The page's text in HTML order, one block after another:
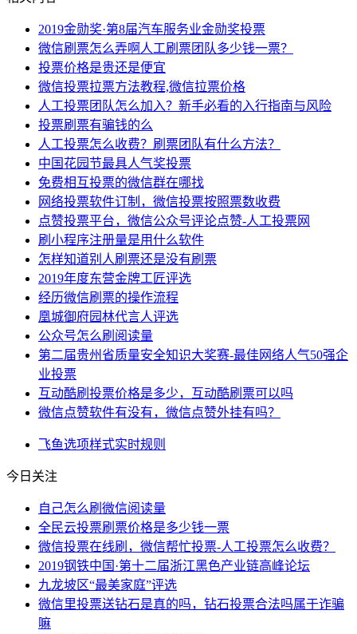
2019金勋奖·第8届汽车服务业金勋奖投票
微信刷票怎么弄啊人工刷票团队多少钱一票？
投票价格是贵还是便宜
微信投票拉票方法教程,微信拉票价格
人工投票团队怎么加入？新手必看的入行指南与风险
投票刷票有骗钱的么
人工投票怎么收费？刷票团队有什么方法？
中国花园节最具人气奖投票
免费相互投票的微信群在哪找
网络投票软件订制，微信投票按照票数收费
点赞投票平台，微信公众号评论点赞-人工投票网
刷小程序注册量是用什么软件
怎样知道别人刷票还是没有刷票
2019年度东营金牌工匠评选
经历微信刷票的操作流程
凰城御府园林代言人评选
公众号怎么刷阅读量
第二届贵州省质量安全知识大奖赛-最佳网络人气50强企
业投票
互动酷刷投票价格是多少，互动酷刷票可以吗
微信点赞软件有没有，微信点赞外挂有吗？
飞鱼选项样式实时规则
今日关注
自己怎么刷微信阅读量
全民云投票刷票价格是多少钱一票
微信投票在线刷，微信帮忙投票-人工投票怎么收费？
2019钢铁中国·第十二届浙江黑色产业链高峰论坛
九龙坡区“最美家庭”评选
微信里投票送钻石是真的吗，钻石投票合法吗属于诈骗
嘛